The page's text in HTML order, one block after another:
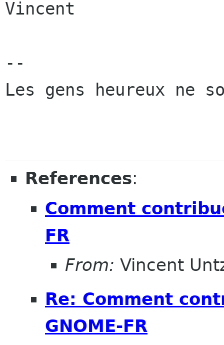
Vincent
--
Les gens heureux ne
References:
Comment
FR
From: Vincent
Re: Comment
GNOME-FR